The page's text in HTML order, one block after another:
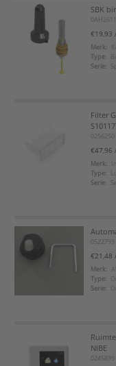
SBK
0AH2611
€19,93
Merk:
Type:
Serie:
Filter
0256250
€47,96
Merk:
Type:
Serie:
0522793
€21,48
Merk:
Type:
Serie:
NIBE
0245899